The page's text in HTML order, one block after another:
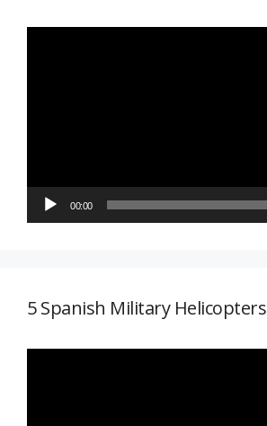
00:00
5 Spanish Military Helicopters